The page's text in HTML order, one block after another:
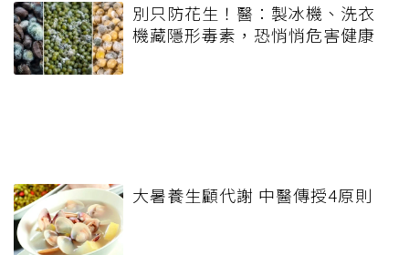
別只防花生！醫：製冰機、洗衣
機藏隱形毒素，恐悄悄危害健康
大暑養生顧代謝 中醫傳授4原則